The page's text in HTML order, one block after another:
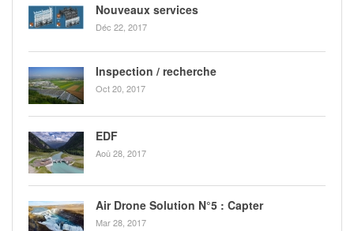
Nouveaux services
Déc 22, 2017
Inspection / recherche
Oct 20, 2017
EDF
Aoû 28, 2017
Air Drone Solution N°5 : Capter
Mar 28, 2017